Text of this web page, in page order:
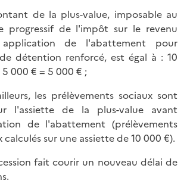
de la plus-value, imposable au
progressif de l'impôt sur le revenu
application de l'abattement pour
détention renforcé, est égal à : 10
000 € = 5 000 € ;
les prélèvements sociaux sont
l'assiette de la plus-value avant
de l'abattement (prélèvements
calculés sur une assiette de 10 000 €).
fait courir un nouveau délai de